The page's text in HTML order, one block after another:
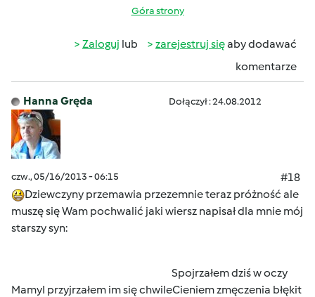
Góra strony
Zaloguj lub zarejestruj sięaby dodawać
komentarze
Hanna Gręda Dołączył : 24.08.2012
czw., 05/16/2013 - 06:15
#18
Dziewczyny przemawia przezemnie teraz próżność ale
muszę się Wam pochwalić jaki wiersz napisał dla mnie mój
starszy syn:
Spojrzałem dziś w oczy
MamyI przyjrzałem im się chwileCieniem zmęczenia błękit